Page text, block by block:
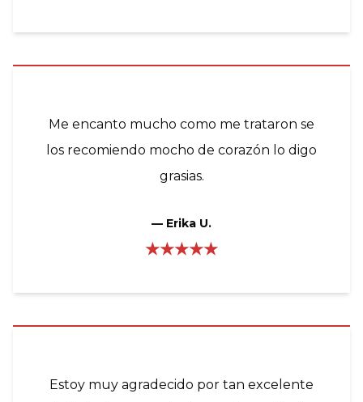
Me encanto mucho como me trataron se
los recomiendo mocho de corazón lo digo
grasias.
— Erika U.
★★★★★
Estoy muy agradecido por tan excelente